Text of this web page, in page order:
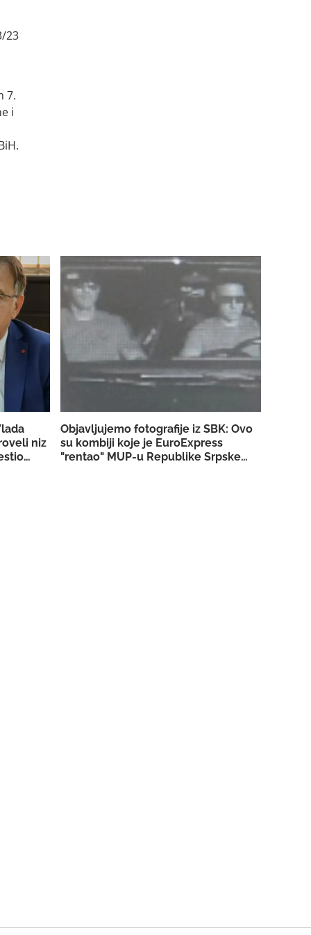
23
7.
i
niz
Objavljujemo fotografije iz SBK: Ovo
su kombiji koje je EuroExpress
"rentao" MUP-u Republike Srpske za